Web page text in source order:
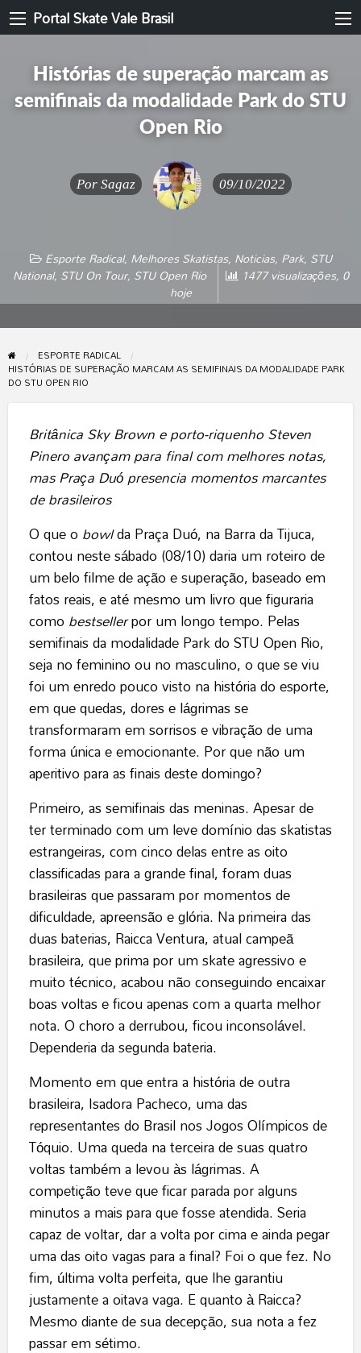
Portal Skate Vale Brasil
Histórias de superação marcam as
semifinais da modalidade Park do STU
Open Rio
Por Sagaz 09/10/2022
Esporte Radical, Melhores Skatistas, Noticias, Park, STU
National, STU On Tour, STU Open Rio 1477 visualizações, 0
hoje
ESPORTE RADICAL
HISTÓRIAS DE SUPERAÇÃO MARCAM AS SEMIFINAIS DA MODALIDADE PARK
DO STU OPEN RIO
Britânica Sky Brown e porto-riquenho Steven
Pinero avançam para final com melhores notas,
mas Praça Duó presencia momentos marcantes
de brasileiros
O que o bowlda Praça Duó, na Barra da Tijuca,
contou neste sábado (08/10) daria um roteiro de
um belo filme de ação e superação, baseado em
fatos reais, e até mesmo um livro que figuraria
como bestsellerpor um longo tempo. Pelas
semifinais da modalidade Park do STU Open Rio,
seja no feminino ou no masculino, o que se viu
foi um enredo pouco visto na história do esporte,
em que quedas, dores e lágrimas se
transformaram em sorrisos e vibração de uma
forma única e emocionante. Por que não um
aperitivo para as finais deste domingo?
Primeiro, as semifinais das meninas. Apesar de
ter terminado com um leve domínio das skatistas
estrangeiras, com cinco delas entre as oito
classificadas para a grande final, foram duas
brasileiras que passaram por momentos de
dificuldade, apreensão e glória. Na primeira das
duas baterias, Raicca Ventura, atual campeã
brasileira, que prima por um skate agressivo e
muito técnico, acabou não conseguindo encaixar
boas voltas e ficou apenas com a quarta melhor
nota. O choro a derrubou, ficou inconsolável.
Dependeria da segunda bateria.
Momento em que entra a história de outra
brasileira, Isadora Pacheco, uma das
representantes do Brasil nos Jogos Olímpicos de
Tóquio. Uma queda na terceira de suas quatro
voltas também a levou às lágrimas. A
competição teve que ficar parada por alguns
minutos a mais para que fosse atendida. Seria
capaz de voltar, dar a volta por cima e ainda pegar
uma das oito vagas para a final? Foi o que fez. No
fim, última volta perfeita, que lhe garantiu
justamente a oitava vaga. E quanto à Raicca?
Mesmo diante de sua decepção, sua nota a fez
passar em sétimo.